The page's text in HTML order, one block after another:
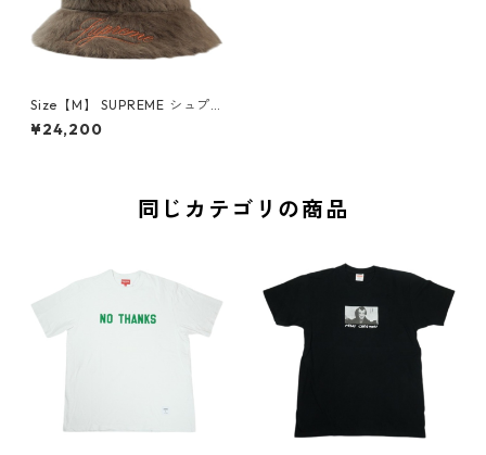
Size【M】 SUPREME シュプ
リーム ×Kangol 21AW Furgo
ra Casual Brown ハット 茶
¥24,200
同じカテゴリの商品